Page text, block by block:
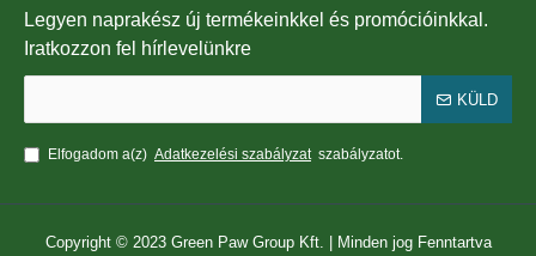
Legyen naprakész új termékeinkkel és promócióinkkal.
Iratkozzon fel hírlevelünkre
KÜLD
Elfogadom a(z) Adatkezelési szabályzat szabályzatot.
Copyright © 2023 Green Paw Group Kft. | Minden jog Fenntartva